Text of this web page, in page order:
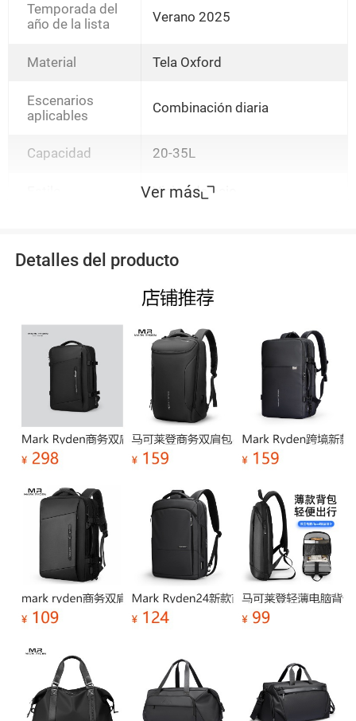
Temporada del
año de la lista
Verano 2025
Material Tela Oxford
Escenarios
aplicables
Combinación diaria
Capacidad 20-35L
Viajes de ocio
Ver más
Detalles del producto